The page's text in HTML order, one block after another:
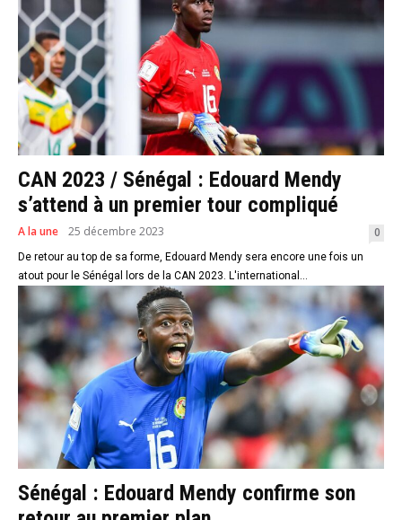
CAN 2023 / Sénégal : Edouard Mendy
s’attend à un premier tour compliqué
A la une 25 décembre 2023 0
De retour au top de sa forme, Edouard Mendy sera encore une fois un
atout pour le Sénégal lors de la CAN 2023. L'international...
Sénégal : Edouard Mendy confirme son